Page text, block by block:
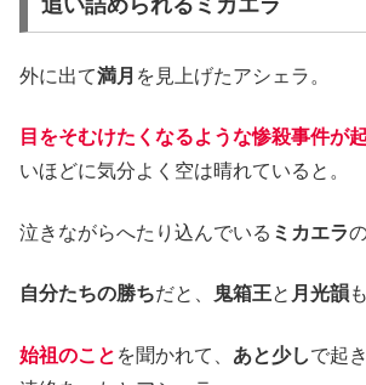
外に出て満月 を見上げたアシェラ。
目をそむけたくなるような惨殺事件が
いほどに気分よく空は晴れていると。
泣きながらへたり込んでいる ミカエラ
自分たちの勝ちだと、 鬼箱王と 月光韻
始祖のこと を聞かれて、 あと少しで起